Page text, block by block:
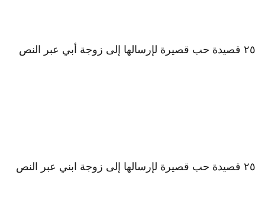
٢٥ قصيدة حب قصيرة لإرسالها إلى زوجة أبي عبر النص
٢٥ قصيدة حب قصيرة لإرسالها إلى زوجة ابني عبر النص